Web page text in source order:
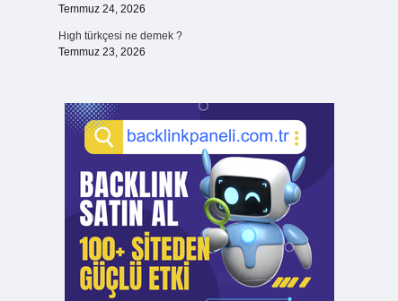
Temmuz 24, 2026
Hıgh türkçesi ne demek ?
Temmuz 23, 2026